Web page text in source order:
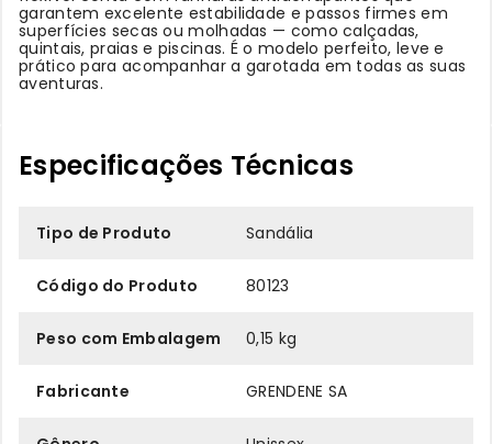
garantem excelente estabilidade e passos firmes em
superfícies secas ou molhadas — como calçadas,
quintais, praias e piscinas. É o modelo perfeito, leve e
prático para acompanhar a garotada em todas as suas
aventuras.
Especificações Técnicas
Tipo de Produto Sandália
Código do Produto 80123
Peso com Embalagem 0,15 kg
Fabricante GRENDENE SA